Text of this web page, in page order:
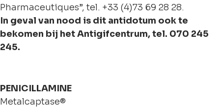
Pharmaceutiques”, tel. +33 (4)73 69 28 28.
In geval van nood is dit antidotum ook te
bekomen bij het Antigifcentrum, tel. 070 245
245.
PENICILLAMINE
Metalcaptase®